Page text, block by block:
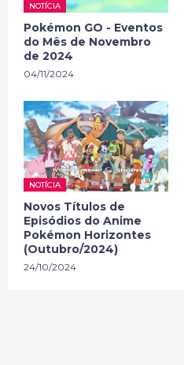
NOTÍCIA
Pokémon GO - Eventos
do Mês de Novembro
de 2024
04/11/2024
NOTÍCIA
Novos Títulos de
Episódios do Anime
Pokémon Horizontes
(Outubro/2024)
24/10/2024